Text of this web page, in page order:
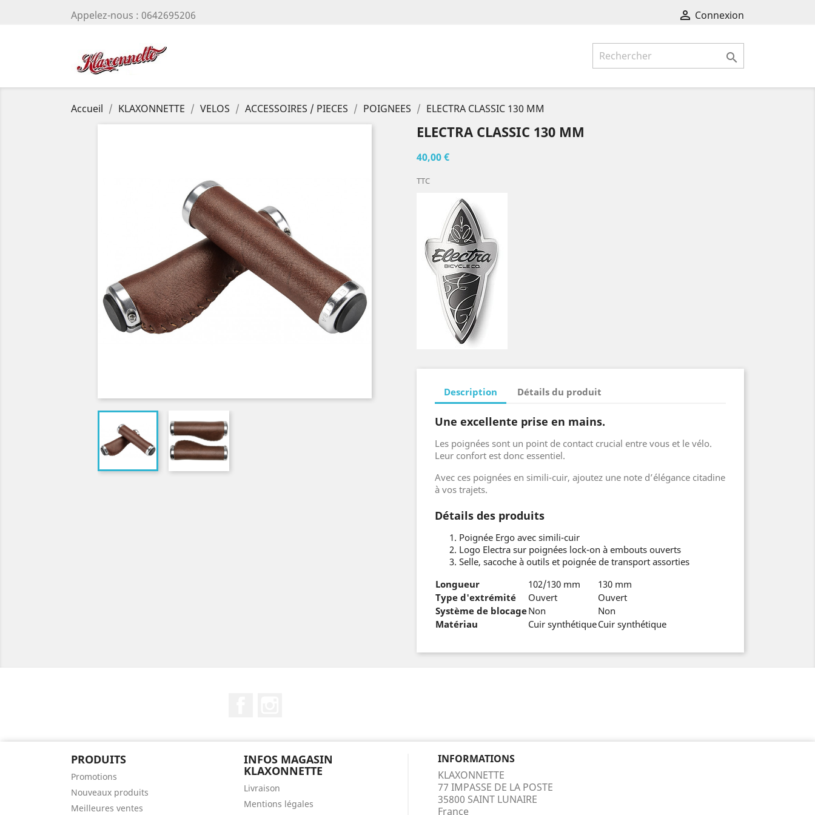
Appelez-nous : 0642695206  Connexion

Accueil KLAXONNETTE VELOS ACCESSOIRES / PIECES POIGNEES ELECTRA CLASSIC 130 MM
ELECTRA CLASSIC 130 MM
40,00 €
TTC
Description Détails du produit
Une excellente prise en mains.
Les poignées sont un point de contact crucial entre vous et le vélo.
Leur confort est donc essentiel.
Avec ces poignées en simili-cuir, ajoutez une note d’élégance citadine
à vos trajets.
Détails des produits
Poignée Ergo avec simili-cuir
Logo Electra sur poignées lock-on à embouts ouverts
Selle, sacoche à outils et poignée de transport assorties
Longueur
102/130 mm
130 mm
Type d'extrémité
Ouvert
Ouvert
Système de blocageNon
Non
Matériau
Cuir synthétiqueCuir synthétique
PRODUITS
Promotions
Nouveaux produits
Meilleures ventes
INFOS MAGASIN
KLAXONNETTE
Livraison
Mentions légales
INFORMATIONS
KLAXONNETTE
77 IMPASSE DE LA POSTE
35800 SAINT LUNAIRE
France